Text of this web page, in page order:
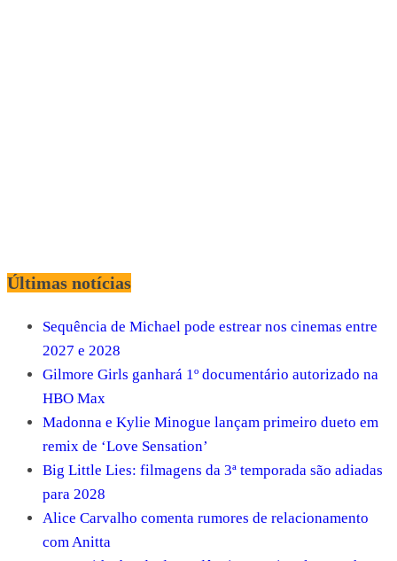
Últimas notícias
Sequência de Michael pode estrear nos cinemas entre
2027 e 2028
Gilmore Girls ganhará 1º documentário autorizado na
HBO Max
Madonna e Kylie Minogue lançam primeiro dueto em
remix de ‘Love Sensation’
Big Little Lies: filmagens da 3ª temporada são adiadas
para 2028
Alice Carvalho comenta rumores de relacionamento
com Anitta